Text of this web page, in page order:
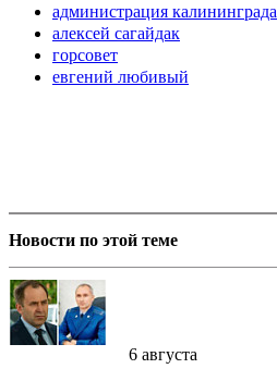
администрация калининграда
алексей сагайдак
горсовет
евгений любивый
Новости по этой теме
6 августа